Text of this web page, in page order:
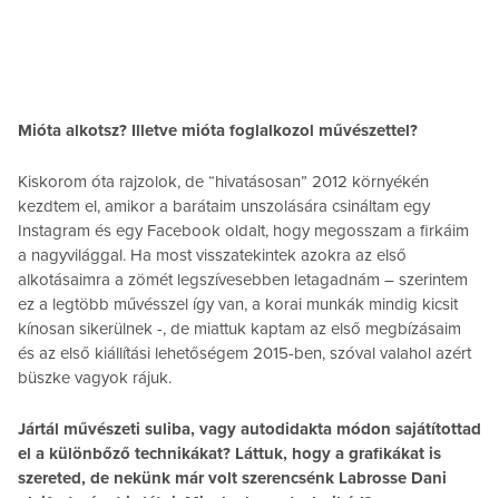
Mióta alkotsz? Illetve mióta foglalkozol művészettel?
Kiskorom óta rajzolok, de “hivatásosan” 2012 környékén
kezdtem el, amikor a barátaim unszolására csináltam egy
Instagram és egy Facebook oldalt, hogy megosszam a firkáim
a nagyvilággal. Ha most visszatekintek azokra az első
alkotásaimra a zömét legszívesebben letagadnám – szerintem
ez a legtöbb művésszel így van, a korai munkák mindig kicsit
kínosan sikerülnek -, de miattuk kaptam az első megbízásaim
és az első kiállítási lehetőségem 2015-ben, szóval valahol azért
büszke vagyok rájuk.
Jártál művészeti suliba, vagy autodidakta módon sajátítottad
el a különbőző technikákat? Láttuk, hogy a grafikákat is
szereted, de nekünk már volt szerencsénk Labrosse Dani